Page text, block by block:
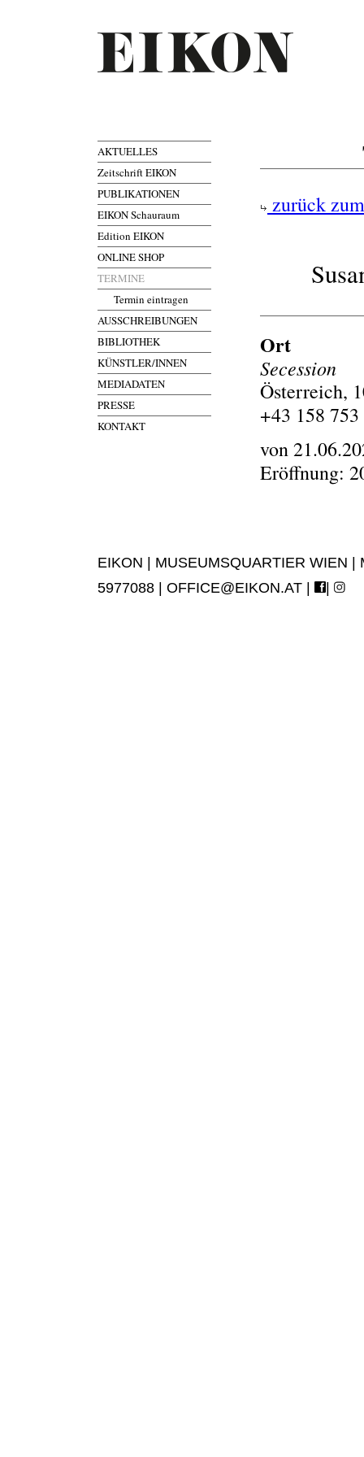
AKTUELLES
Zeitschrift EIKON
PUBLIKATIONEN
EIKON Schauraum
Edition EIKON
ONLINE SHOP
TERMINE
Termin eintragen
AUSSCHREIBUNGEN
BIBLIOTHEK
KÜNSTLER/INNEN
MEDIADATEN
PRESSE
KONTAKT
zurück
Ort
Secession
Österreich,
+43 158
von
Eröffnung:
EIKON | MUSEUMSQUARTIER WIEN
5977088 | OFFICE@EIKON.AT | |